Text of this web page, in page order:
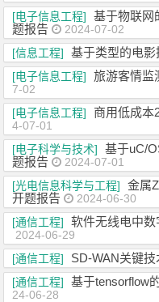
[电子信息工程]
基于物联网
题报告
2024-07-02
[信息工程]
基于类型的电
[电子信息工程]
旅游客情监
7-02
[电子信息工程]
商用低成本
4-07-01
[电子科学与技术]
基于uC/
题报告
2024-07-01
[光电信息科学与工程]
金属
开题报告
2024-06-30
[通信工程]
软件无线电中
2024-06-29
[通信工程]
SD-WAN关键
[通信工程]
基于tensorflow
24-06-28